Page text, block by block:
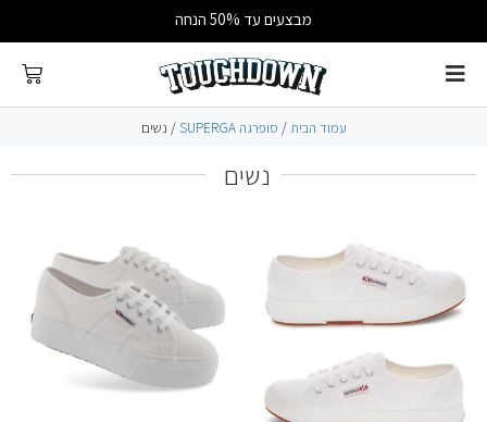
מבצעים עד 50% הנחה
עמוד הבית/סופרגה SUPERGA / נשים
נשים